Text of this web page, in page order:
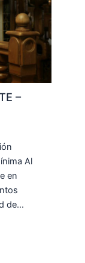
–
Al
en
de…